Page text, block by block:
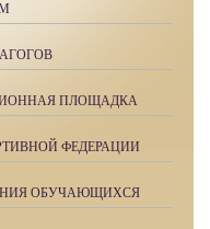
ПЛОЩАДКА
ФЕДЕРАЦИИ
ОБУЧАЮЩИХСЯ